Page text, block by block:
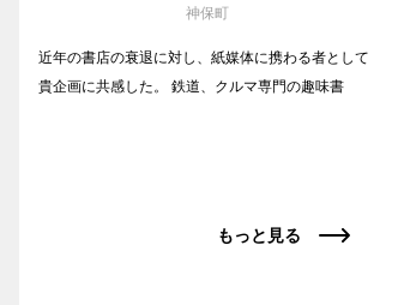
神保町
近年の書店の衰退に対し、紙媒体に携わる者として
貴企画に共感した。 鉄道、クルマ専門の趣味書
もっと見る